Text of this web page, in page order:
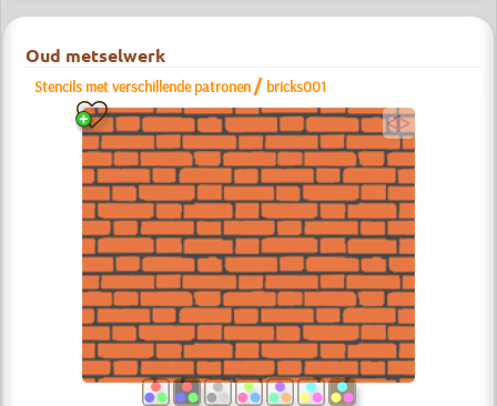
Oud metselwerk
Stencils met verschillende patronen / bricks001
a